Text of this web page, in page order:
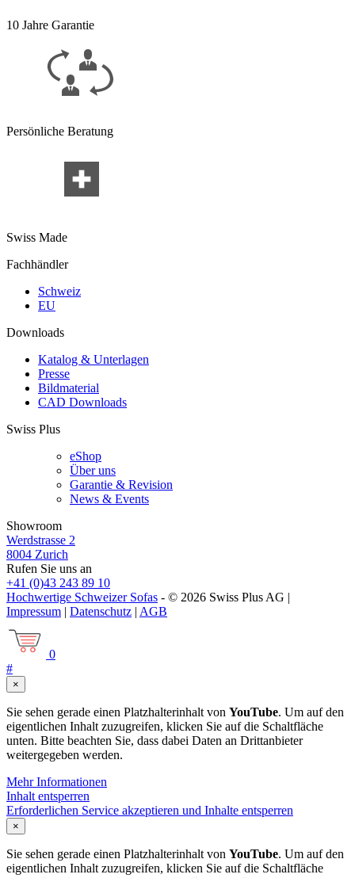
10 Jahre Garantie
Persönliche Beratung
Swiss Made
Fachhändler
Schweiz
EU
Downloads
Katalog & Unterlagen
Presse
Bildmaterial
CAD Downloads
Swiss Plus
eShop
Über uns
Garantie & Revision
News & Events
Showroom
Werdstrasse 2
8004 Zurich
Rufen Sie uns an
+41 (0)43 243 89 10
Hochwertige Schweizer Sofas - © 2026 Swiss Plus AG |
Impressum | Datenschutz | AGB
0
#
×
Sie sehen gerade einen Platzhalterinhalt von YouTube. Um auf den
eigentlichen Inhalt zuzugreifen, klicken Sie auf die Schaltfläche
unten. Bitte beachten Sie, dass dabei Daten an Drittanbieter
weitergegeben werden.
Mehr Informationen
Inhalt entsperren
Erforderlichen Service akzeptieren und Inhalte entsperren
×
Sie sehen gerade einen Platzhalterinhalt von YouTube. Um auf den
eigentlichen Inhalt zuzugreifen, klicken Sie auf die Schaltfläche